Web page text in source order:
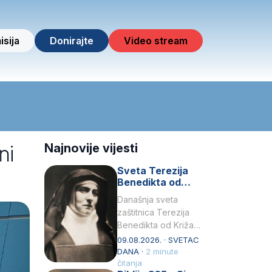
Donirajte Video stream
Najnovije vijesti
Sveta Terezija
Benedikta od
Križa (Edith
Stein) –
zaštitnica Europe
Današnja sveta
zaštitnica Terezija
Benedikta od Križa
rođena je kao Edith
Stein, najmlađe,
jedanaesto dijete
09.08.2026. · SVETAC
DANA · 2 minute
čitanja